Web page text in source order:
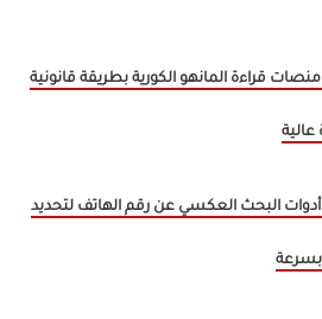
قراءة المانهو الكورية بطريقة قانونية
عالية
البحث العكسي عن رقم الهاتف لتحديد
بسرعة